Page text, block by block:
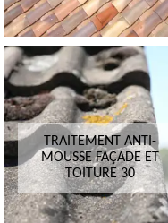
TRAITEMENT ANTI-
MOUSSE FAÇADE ET
TOITURE 30